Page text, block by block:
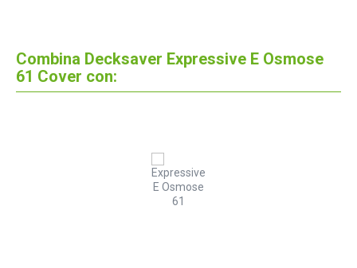
Combina Decksaver Expressive E Osmose
61 Cover con: